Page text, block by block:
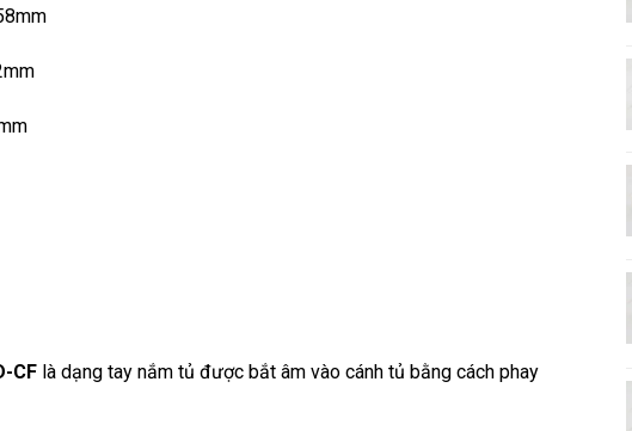
CF là dạng tay nắm tủ được bắt âm vào cánh tủ bằng cách phay